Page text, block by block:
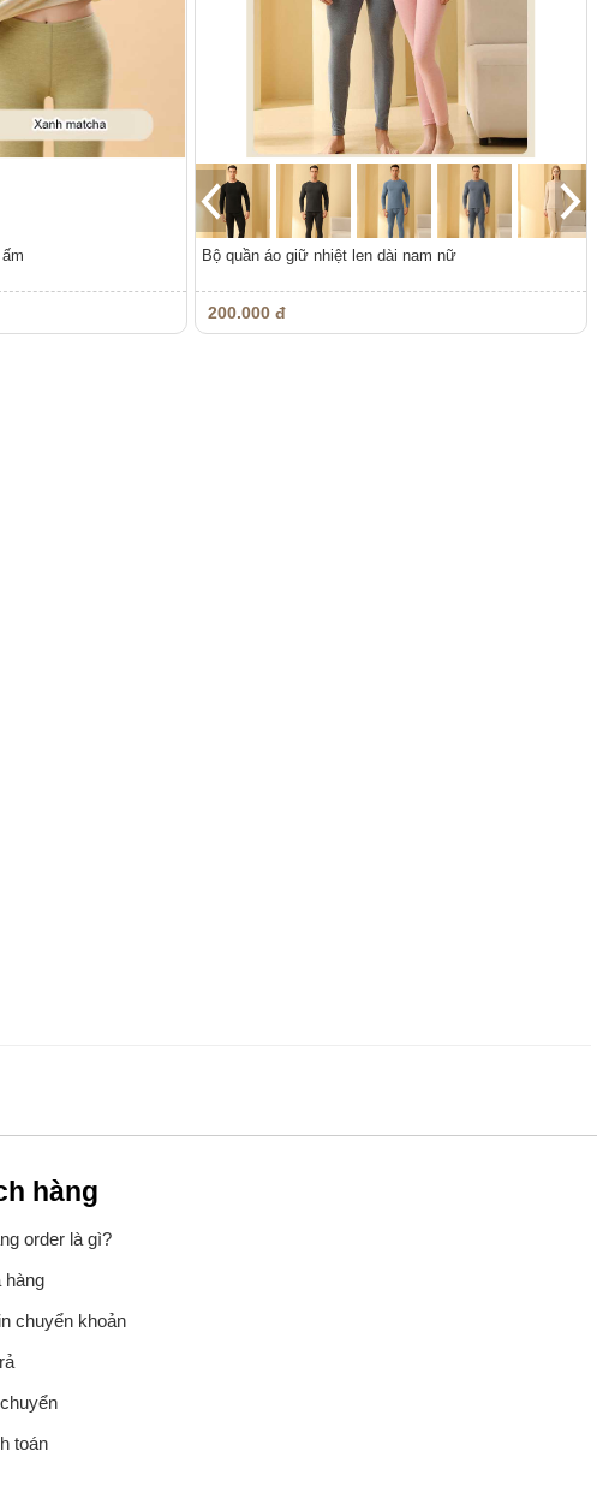
Bộ quần áo giữ nhiệt len dài nam nữ
200.000 đ
hàng
order là gì?
hàng
chuyển khoản
toán